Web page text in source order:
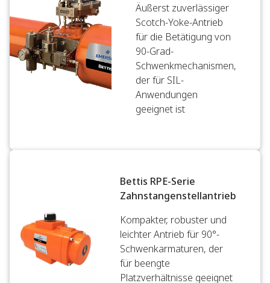
Äußerst zuverlässiger
Scotch-Yoke-Antrieb
für die Betätigung von
90-Grad-
Schwenkmechanismen,
der für SIL-
Anwendungen
geeignet ist
Bettis RPE-Serie
Zahnstangenstellantrieb
Kompakter, robuster und
leichter Antrieb für 90°-
Schwenkarmaturen, der
für beengte
Platzverhältnisse geeignet